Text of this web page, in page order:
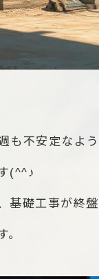
も不安定なよ
(^^♪
基礎工事が終盤
。